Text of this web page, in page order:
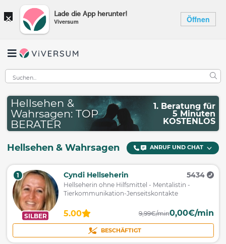
× Lade die App herunter!
Viversum Öffnen
Hellsehen &
Wahrsagen: TOP
BERATER
1. Beratung für
5 Minuten
KOSTENLOS
Hellsehen & Wahrsagen ANRUF UND CHAT
SILBER
1 Cyndi Hellseherin 5434
Hellseherin ohne Hilfsmittel - Mentalistin -
Tierkommunikation-Jenseitskontakte
5.00 9,99€/min0,00€/min
BESCHÄFTIGT